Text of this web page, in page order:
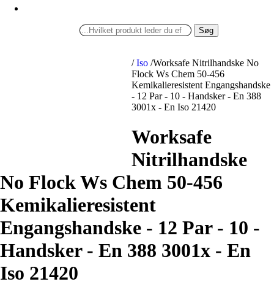
Søg
/ Iso /Worksafe Nitrilhandske No
Flock Ws Chem 50-456
Kemikalieresistent Engangshandske
- 12 Par - 10 - Handsker - En 388
3001x - En Iso 21420
Worksafe
Nitrilhandske
No Flock Ws Chem 50-456
Kemikalieresistent
Engangshandske - 12 Par - 10 -
Handsker - En 388 3001x - En
Iso 21420